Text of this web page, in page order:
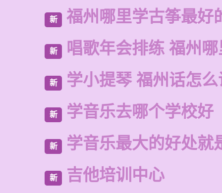
新 福州哪里学古筝最好
新 唱歌年会排练 福州
新 学小提琴 福州话怎
新 学音乐去哪个学校好
新 学音乐最大的好处就
新 吉他培训中心